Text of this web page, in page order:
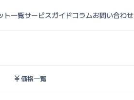
ト一覧サービスガイドコラムお問い合わせ
価格一覧